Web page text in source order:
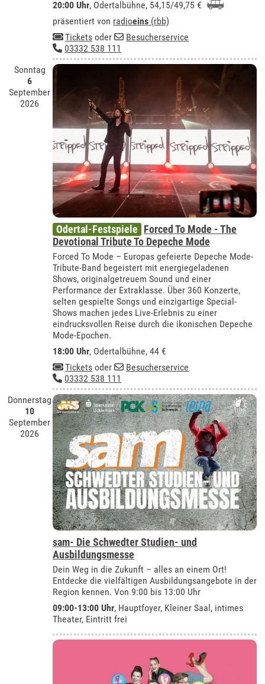
20:00 Uhr, Odertalbühne, 54,15/49,75 €
präsentiert von radioeins (rbb)
Tickets oder
Besucherservice
03332 538 111
Sonntag
6
September
2026
Odertal-Festspiele Forced To Mode - The
Devotional Tribute To Depeche Mode
Forced To Mode – Europas gefeierte Depeche Mode-
Tribute-Band begeistert mit energiegeladenen
Shows, originalgetreuem Sound und einer
Performance der Extraklasse. Über 360 Konzerte,
selten gespielte Songs und einzigartige Special-
Shows machen jedes Live-Erlebnis zu einer
eindrucksvollen Reise durch die ikonischen Depeche
Mode-Epochen.
18:00 Uhr, Odertalbühne, 44 €
Tickets oder
Besucherservice
03332 538 111
Donnerstag
10
September
2026
sam- Die Schwedter Studien- und
Ausbildungsmesse
Dein Weg in die Zukunft – alles an einem Ort!
Entdecke die vielfältigen Ausbildungsangebote in der
Region kennen. Von 9:00 bis 13:00 Uhr
09:00-13:00 Uhr, Hauptfoyer, Kleiner Saal, intimes
Theater, Eintritt frei